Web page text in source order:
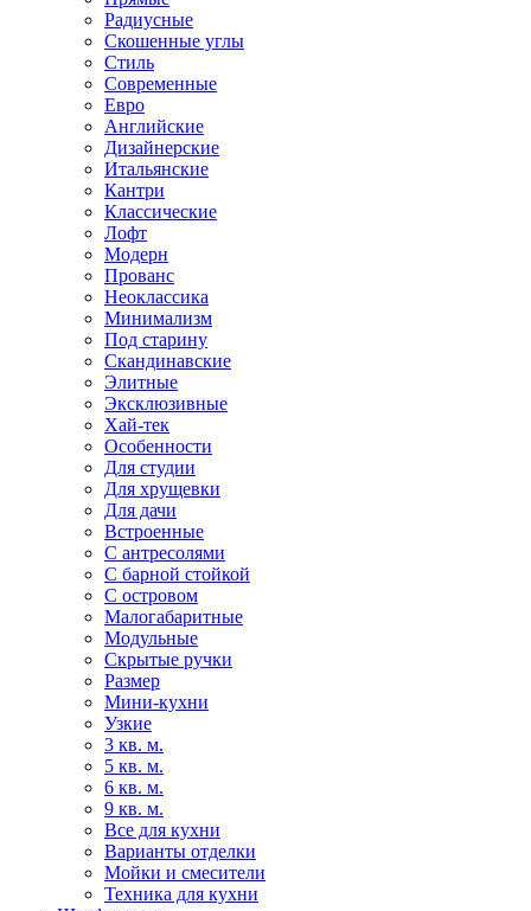
Радиусные
Скошенные углы
Стиль
Современные
Евро
Английские
Дизайнерские
Итальянские
Кантри
Классические
Лофт
Модерн
Прованс
Неоклассика
Минимализм
Под старину
Скандинавские
Элитные
Эксклюзивные
Хай-тек
Особенности
Для студии
Для хрущевки
Для дачи
Встроенные
С антресолями
С барной стойкой
С островом
Малогабаритные
Модульные
Скрытые ручки
Размер
Мини-кухни
Узкие
3 кв. м.
5 кв. м.
6 кв. м.
9 кв. м.
Все для кухни
Варианты отделки
Мойки и смесители
Техника для кухни